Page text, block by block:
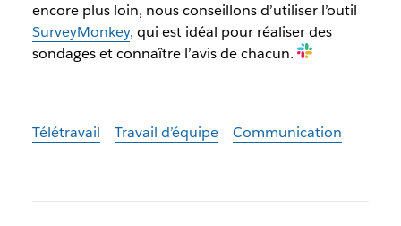
encore plus loin, nous conseillons d’utiliser l’outil
SurveyMonkey, qui est idéal pour réaliser des
sondages et connaître l’avis de chacun.
Télétravail Travail d’équipe Communication